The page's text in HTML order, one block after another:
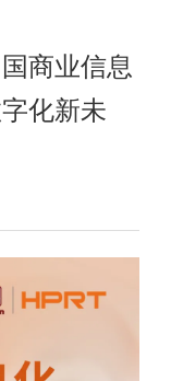
商业信息
化新未